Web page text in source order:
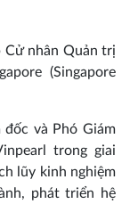
Cử nhân Quản trị
(Singapore
và Phó Giám
trong giai
lũy kinh nghiệm
phát triển hệ